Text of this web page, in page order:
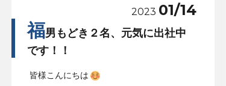
2023 01/14
福男もどき２名、元気に出社中
です！！
皆様こんにちは